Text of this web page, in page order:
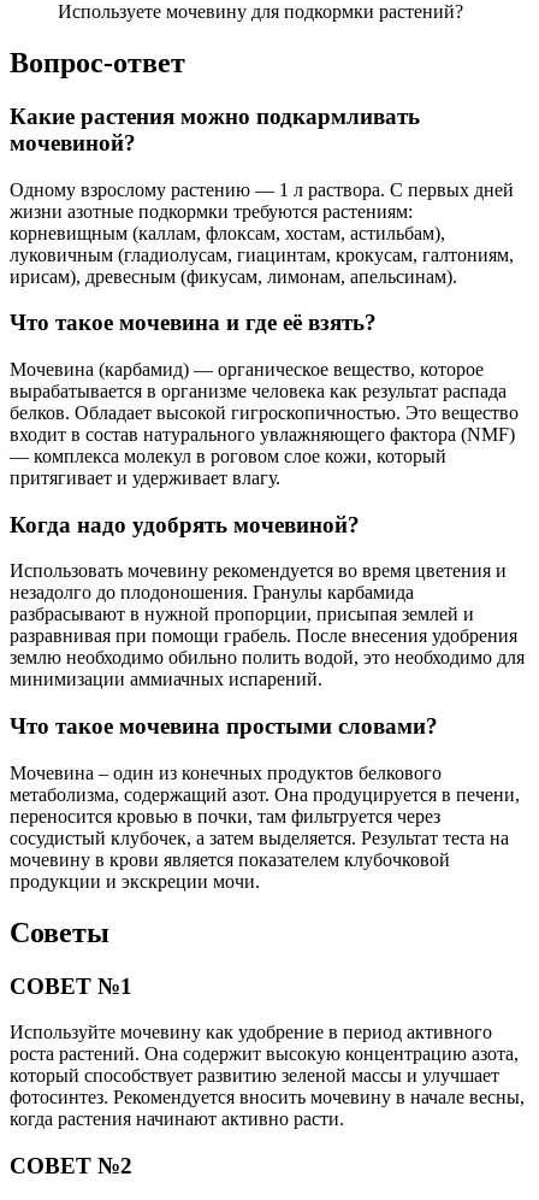
Используете мочевину для подкормки растений?
Вопрос-ответ
Какие растения можно подкармливать
мочевиной?
Одному взрослому растению — 1 л раствора. С первых дней
жизни азотные подкормки требуются растениям:
корневищным (каллам, флоксам, хостам, астильбам),
луковичным (гладиолусам, гиацинтам, крокусам, галтониям,
ирисам), древесным (фикусам, лимонам, апельсинам).
Что такое мочевина и где её взять?
Мочевина (карбамид) — органическое вещество, которое
вырабатывается в организме человека как результат распада
белков. Обладает высокой гигроскопичностью. Это вещество
входит в состав натурального увлажняющего фактора (NMF)
— комплекса молекул в роговом слое кожи, который
притягивает и удерживает влагу.
Когда надо удобрять мочевиной?
Использовать мочевину рекомендуется во время цветения и
незадолго до плодоношения. Гранулы карбамида
разбрасывают в нужной пропорции, присыпая землей и
разравнивая при помощи грабель. После внесения удобрения
землю необходимо обильно полить водой, это необходимо для
минимизации аммиачных испарений.
Что такое мочевина простыми словами?
Мочевина – один из конечных продуктов белкового
метаболизма, содержащий азот. Она продуцируется в печени,
переносится кровью в почки, там фильтруется через
сосудистый клубочек, а затем выделяется. Результат теста на
мочевину в крови является показателем клубочковой
продукции и экскреции мочи.
Советы
СОВЕТ №1
Используйте мочевину как удобрение в период активного
роста растений. Она содержит высокую концентрацию азота,
который способствует развитию зеленой массы и улучшает
фотосинтез. Рекомендуется вносить мочевину в начале весны,
когда растения начинают активно расти.
СОВЕТ №2